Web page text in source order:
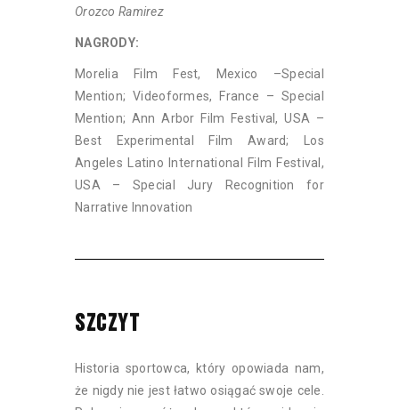
Orozco Ramirez
NAGRODY:
Morelia Film Fest, Mexico –Special
Mention; Videoformes, France – Special
Mention; Ann Arbor Film Festival, USA –
Best Experimental Film Award; Los
Angeles Latino International Film Festival,
USA – Special Jury Recognition for
Narrative Innovation
SZCZYT
Historia sportowca, który opowiada nam,
że nigdy nie jest łatwo osiągać swoje cele.